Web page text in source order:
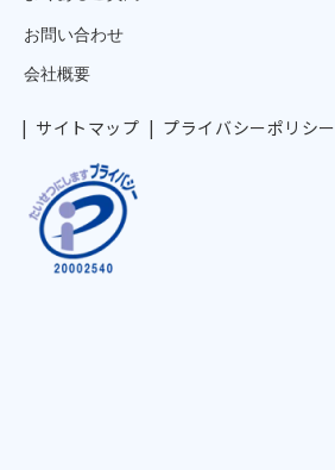
お問い合わせ
会社概要
サイトマップ プライバシーポリシー